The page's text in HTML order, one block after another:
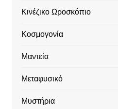
Κινέζικο Ωροσκόπιο
Κοσμογονία
Μαντεία
Μεταφυσικό
Μυστήρια